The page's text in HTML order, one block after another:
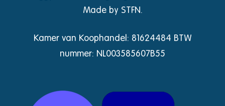
Made by STFN.
Kamer van Koophandel: 81624484 BTW
nummer: NL003585607B55